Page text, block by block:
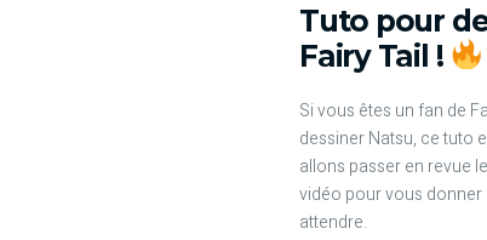
Tuto pour
Fairy Tail !
Si vous êtes un fan de
dessiner Natsu, ce tuto
allons passer en revue
vidéo pour vous
attendre.